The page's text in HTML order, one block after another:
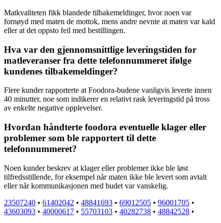
Matkvaliteten fikk blandede tilbakemeldinger, hvor noen var
fornøyd med maten de mottok, mens andre nevnte at maten var kald
eller at det oppsto feil med bestillingen.
Hva var den gjennomsnittlige leveringstiden for
matleveranser fra dette telefonnummeret ifølge
kundenes tilbakemeldinger?
Flere kunder rapporterte at Foodora-budene vanligvis leverte innen
40 minutter, noe som indikerer en relativt rask leveringstid på tross
av enkelte negative opplevelser.
Hvordan håndterte foodora eventuelle klager eller
problemer som ble rapportert til dette
telefonnummeret?
Noen kunder beskrev at klager eller problemer ikke ble løst
tilfredsstillende, for eksempel når maten ikke ble levert som avtalt
eller når kommunikasjonen med budet var vanskelig.
23507240 • 61402042 • 48841693 • 69012505 • 96001705 •
43603093 • 40000617 • 55703103 • 40282738 • 48842528 •